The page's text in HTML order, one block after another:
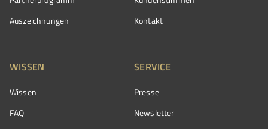
Auszeichnungen
Kontakt
WISSEN
Wissen
FAQ
SERVICE
Presse
Newsletter